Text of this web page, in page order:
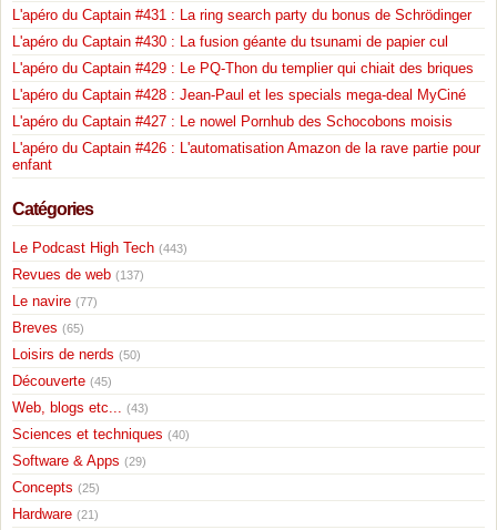
L'apéro du Captain #431 : La ring search party du bonus de Schrödinger
L'apéro du Captain #430 : La fusion géante du tsunami de papier cul
L'apéro du Captain #429 : Le PQ-Thon du templier qui chiait des briques
L'apéro du Captain #428 : Jean-Paul et les specials mega-deal MyCiné
L'apéro du Captain #427 : Le nowel Pornhub des Schocobons moisis
L'apéro du Captain #426 : L'automatisation Amazon de la rave partie pour
enfant
Catégories
Le Podcast High Tech (443)
Revues de web (137)
Le navire (77)
Breves (65)
Loisirs de nerds (50)
Découverte (45)
Web, blogs etc... (43)
Sciences et techniques (40)
Software & Apps (29)
Concepts (25)
Hardware (21)